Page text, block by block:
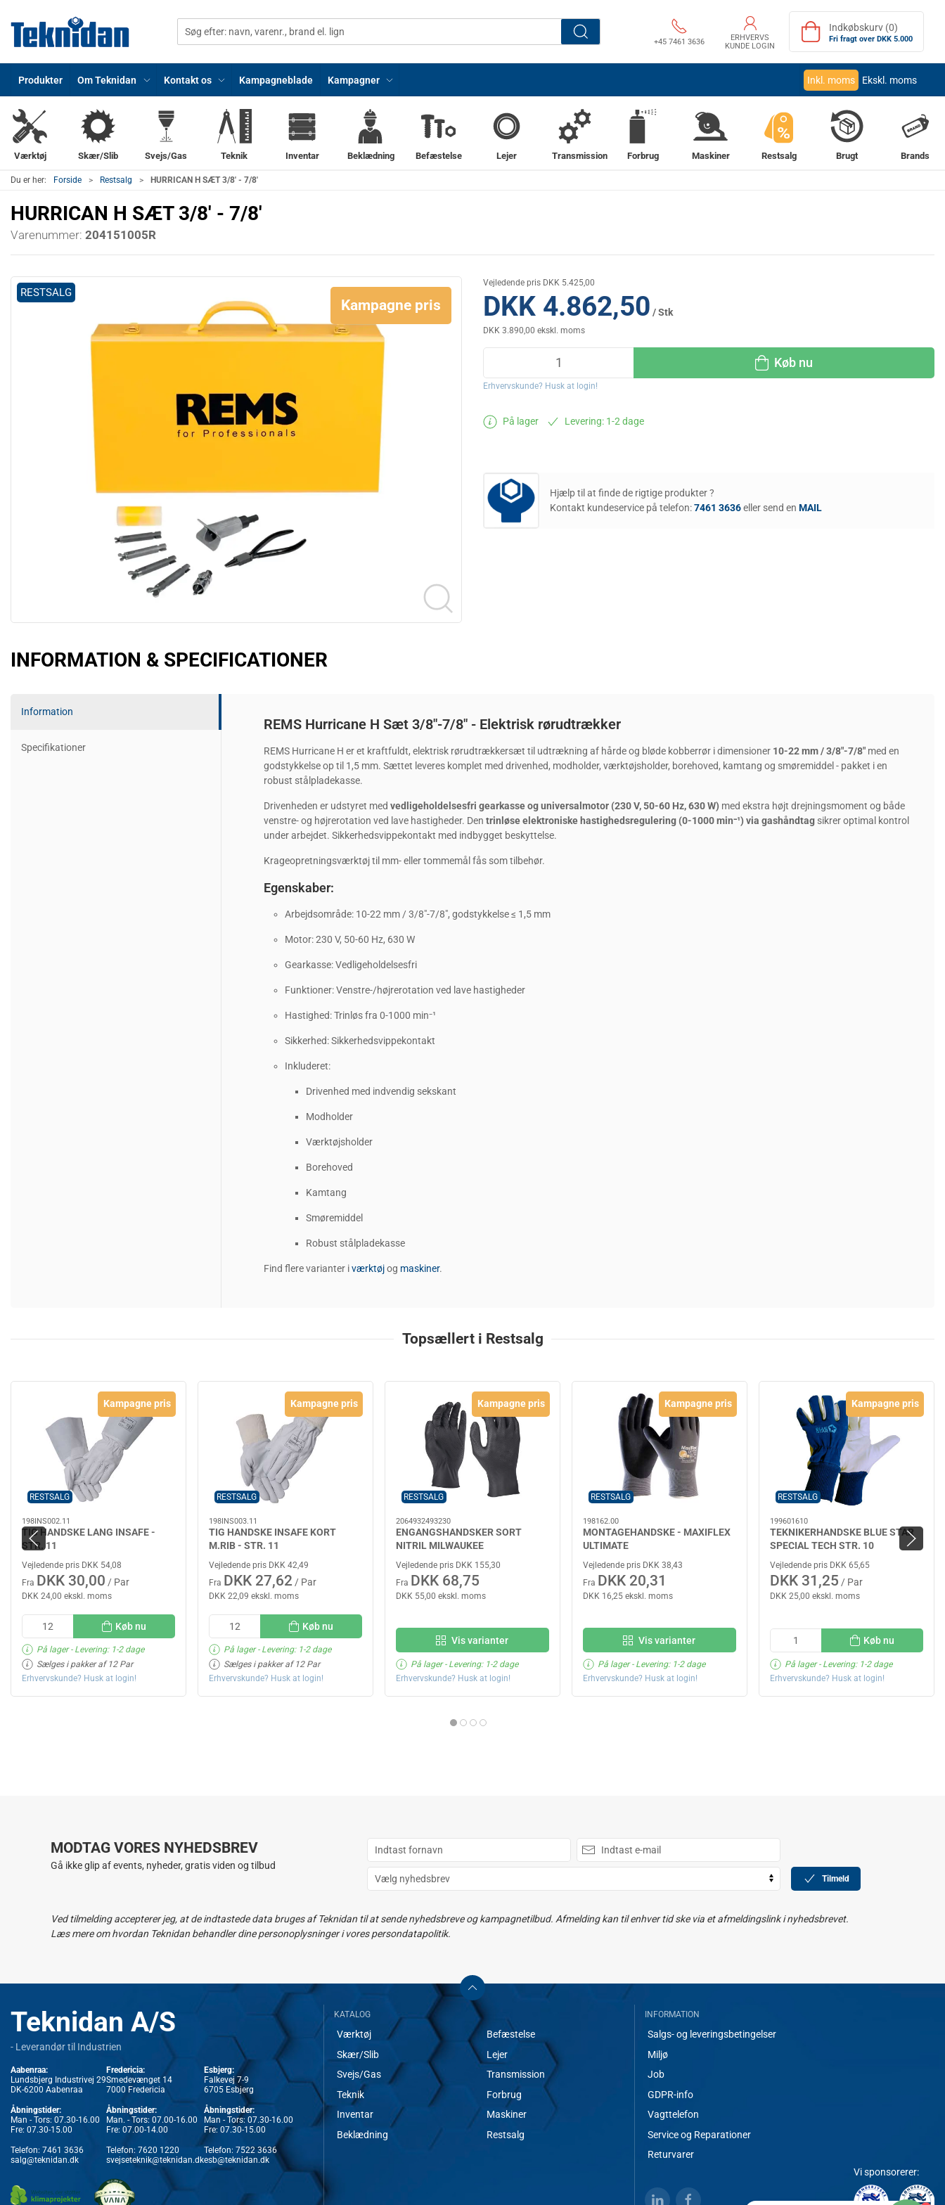
+45 7461 3636
ERHVERVS
KUNDE LOGIN
Indkøbskurv (0)
Fri fragt over DKK 5.000
Produkter Om Teknidan Kontakt os Kampagneblade Kampagner Inkl. moms Ekskl. moms
Værktøj Skær/Slib Svejs/Gas Teknik Inventar Beklædning Befæstelse Lejer Transmission Forbrug Maskiner
%
Restsalg Brugt Brands
Du er her: Forside Restsalg HURRICAN H SÆT 3/8' - 7/8'
HURRICAN H SÆT 3/8' - 7/8'
Varenummer: 204151005R
RESTSALG
Kampagne pris
Vejledende pris DKK 5.425,00
DKK 4.862,50 / Stk
DKK 3.890,00 ekskl. moms
Køb nu
Erhvervskunde? Husk at login!
På lager Levering: 1-2 dage
Hjælp til at finde de rigtige produkter ?
Kontakt kundeservice på telefon:7461 3636eller send en MAIL
INFORMATION & SPECIFICATIONER
Information
Specifikationer
REMS Hurricane H Sæt 3/8"-7/8" - Elektrisk rørudtrækker
REMS Hurricane H er et kraftfuldt, elektrisk rørudtrækkersæt til udtrækning af hårde og bløde kobberrør i dimensioner 10-22 mm / 3/8"-7/8" med en
godstykkelse op til 1,5 mm. Sættet leveres komplet med drivenhed, modholder, værktøjsholder, borehoved, kamtang og smøremiddel - pakket i en
robust stålpladekasse.
Drivenheden er udstyret med vedligeholdelsesfri gearkasse og universalmotor (230 V, 50-60 Hz, 630 W) med ekstra højt drejningsmoment og både
venstre- og højrerotation ved lave hastigheder. Den trinløse elektroniske hastighedsregulering (0-1000 min⁻¹) via gashåndtag sikrer optimal kontrol
under arbejdet. Sikkerhedsvippekontakt med indbygget beskyttelse.
Krageopretningsværktøj til mm- eller tommemål fås som tilbehør.
Egenskaber:
Arbejdsområde: 10-22 mm / 3/8"-7/8", godstykkelse ≤ 1,5 mm
Motor: 230 V, 50-60 Hz, 630 W
Gearkasse: Vedligeholdelsesfri
Funktioner: Venstre-/højrerotation ved lave hastigheder
Hastighed: Trinløs fra 0-1000 min⁻¹
Sikkerhed: Sikkerhedsvippekontakt
Inkluderet:
Drivenhed med indvendig sekskant
Modholder
Værktøjsholder
Borehoved
Kamtang
Smøremiddel
Robust stålpladekasse
Find flere varianter iværktøjog maskiner.
Topsællert i Restsalg
RESTSALG
Kampagne pris
198INS002.11
TIG HANDSKE LANG INSAFE -
STR. 11
Vejledende pris DKK 54,08
Fra DKK 30,00 / Par
DKK 24,00 ekskl. moms
Køb nu
På lager- Levering: 1-2 dage
Sælges i pakker af 12 Par
Erhvervskunde? Husk at login!
RESTSALG
Kampagne pris
198INS003.11
TIG HANDSKE INSAFE KORT
M.RIB - STR. 11
Vejledende pris DKK 42,49
Fra DKK 27,62 / Par
DKK 22,09 ekskl. moms
Køb nu
På lager- Levering: 1-2 dage
Sælges i pakker af 12 Par
Erhvervskunde? Husk at login!
RESTSALG
Kampagne pris
2064932493230
ENGANGSHANDSKER SORT
NITRIL MILWAUKEE
Vejledende pris DKK 155,30
Fra DKK 68,75
DKK 55,00 ekskl. moms
Vis varianter
På lager- Levering: 1-2 dage
Erhvervskunde? Husk at login!
RESTSALG
Kampagne pris
198162.00
MONTAGEHANDSKE - MAXIFLEX
ULTIMATE
Vejledende pris DKK 38,43
Fra DKK 20,31
DKK 16,25 ekskl. moms
Vis varianter
På lager- Levering: 1-2 dage
Erhvervskunde? Husk at login!
RESTSALG
Kampagne pris
199601610
TEKNIKERHANDSKE BLUE STAR
SPECIAL TECH STR. 10
Vejledende pris DKK 65,65
DKK 31,25 / Par
DKK 25,00 ekskl. moms
Køb nu
På lager- Levering: 1-2 dage
Erhvervskunde? Husk at login!
MODTAG VORES NYHEDSBREV
Gå ikke glip af events, nyheder, gratis viden og tilbud
Tilmeld
Ved tilmelding accepterer jeg, at de indtastede data bruges af Teknidan til at sende nyhedsbreve og kampagnetilbud. Afmelding kan til enhver tid ske via et afmeldingslink i nyhedsbrevet.
Læs mere om hvordan Teknidan behandler dine personoplysninger i vores persondatapolitik.
Teknidan A/S
- Leverandør til Industrien
Aabenraa:
Lundsbjerg Industrivej 29
DK-6200 Aabenraa
Åbningstider:
Man - Tors: 07.30-16.00
Fre: 07.30-15.00
Telefon: 7461 3636
salg@teknidan.dk
Fredericia:
Smedevænget 14
7000 Fredericia
Åbningstider:
Man. - Tors: 07.00-16.00
Fre: 07.00-14.00
Telefon: 7620 1220
svejseteknik@teknidan.dk
Esbjerg:
Falkevej 7-9
6705 Esbjerg
Åbningstider:
Man - Tors: 07.30-16.00
Fre: 07.30-15.00
Telefon: 7522 3636
esb@teknidan.dk
KATALOG
Værktøj
Skær/Slib
Svejs/Gas
Teknik
Inventar
Beklædning
Befæstelse
Lejer
Transmission
Forbrug
Maskiner
Restsalg
INFORMATION
Salgs- og leveringsbetingelser
Miljø
Job
GDPR-info
Vagttelefon
Service og Reparationer
Returvarer
Vi sponsorerer: